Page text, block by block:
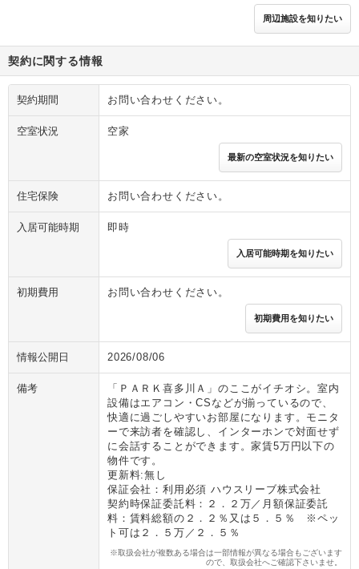
周辺施設を知りたい
契約に関する情報
契約期間 お問い合わせください。
空室状況 空家
最新の空室状況を知りたい
住宅保険 お問い合わせください。
入居可能時期 即時
入居可能時期を知りたい
初期費用 お問い合わせください。
初期費用を知りたい
情報公開日 2026/08/06
備考
「ＰＡＲＫ喜多川Ａ」のここがイチオシ。室内
設備はエアコン・CSなどが揃っているので、
快適に過ごしやすいお部屋になります。モニタ
ーで来訪者を確認し、インターホンで対面せず
に会話することができます。家賃5万円以下の
物件です。
更新料:無し
保証会社：利用必須 ハウスリーブ株式会社
契約時保証委託料：２．２万／月額保証委託
料：賃料総額の２．２％又は５．５％ ※ペッ
ト可は２．５万／２．５％
※取扱会社が複数ある場合は一部情報が異なる場合もございます
ので、取扱会社へご確認下さいませ。